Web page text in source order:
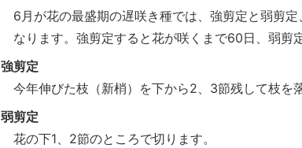
6月が花の最盛期の遅咲き種では、強剪定と弱剪
なります。強剪定すると花が咲くまで60日、弱剪
強剪定
今年伸びた枝（新梢）を下から2、3節残して枝を
弱剪定
花の下1、2節のところで切ります。